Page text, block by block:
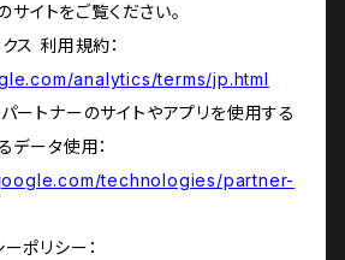
サイトをご覧ください。
ス 利用規約：
analytics/terms/jp.html
トナーのサイトやアプリを使用する
ータ使用：
technologies/partner-
ポリシー：